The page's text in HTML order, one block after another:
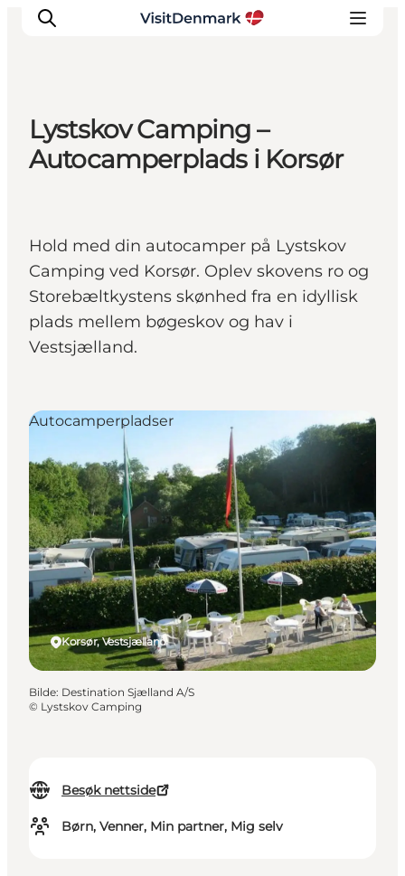
Inspirasjon
Planlegg reisen
Lystskov Camping –
Autocamperplads i Korsør
Hold med din autocamper på Lystskov
Camping ved Korsør. Oplev skovens ro og
Storebæltkystens skønhed fra en idyllisk
plads mellem bøgeskov og hav i
Vestsjælland.
Besøk nettside
Børn, Venner, Min partner, Mig selv
Korsør, Vestsjælland
Autocamperpladser
Bilde: Destination Sjælland A/S
© Lystskov Camping